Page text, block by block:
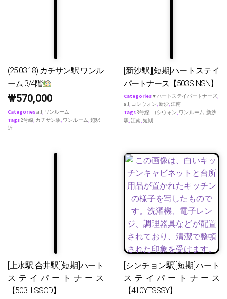
(25.03.18) カチサン駅 ワンル
ーム 3/4階
₩570,000
Categoriesall, ワンルーム
Tags2号線, カチサン駅, ワンルーム, 超駅
近
[新沙駅][短期]ハートステイ
パートナース【503SINSN】
Categories♥ ハートステイパートナーズ,
all, コシウォン,新沙,江南
Tags3号線, コシウォン, ワンルーム,新沙
駅,江南,短期
[上水駅,合井駅][短期]ハート
ステイパートナース
【503HISSOD】
[シンチョン駅][短期]ハート
ステイパートナース
【410YESSSY】